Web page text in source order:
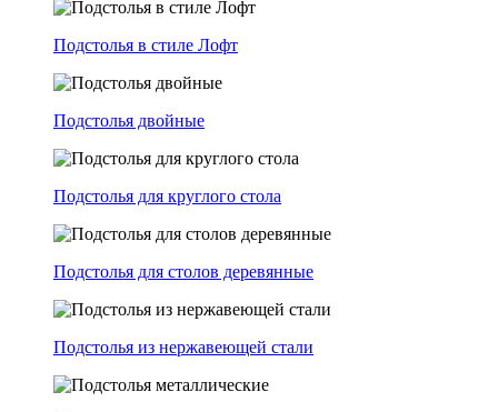
Подстолья в стиле Лофт
Подстолья двойные
Подстолья для круглого стола
Подстолья для столов деревянные
Подстолья из нержавеющей стали